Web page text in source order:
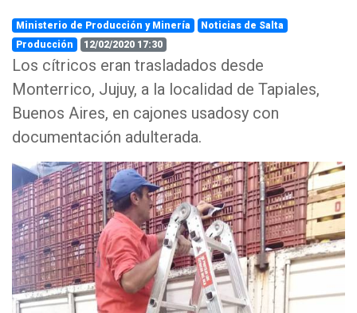
Ministerio de Producción y Minería
Noticias de Salta
Producción
12/02/2020 17:30
Los cítricos eran trasladados desde
Monterrico, Jujuy, a la localidad de Tapiales,
Buenos Aires, en cajones usadosy con
documentación adulterada.